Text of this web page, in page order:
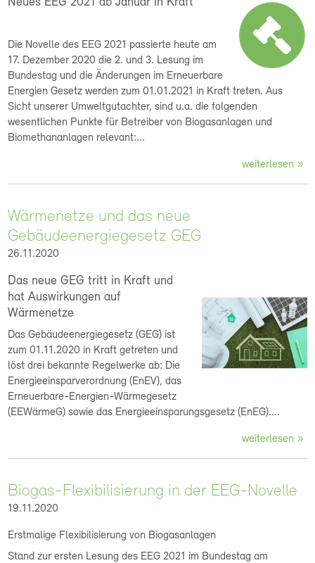
Die Novelle des EEG 2021 passierte heute am
17. Dezember 2020 die 2. und 3. Lesung im
Bundestag und die Änderungen im Erneuerbare
Energien Gesetz werden zum 01.01.2021 in Kraft treten. Aus
Sicht unserer Umweltgutachter, sind u.a. die folgenden
wesentlichen Punkte für Betreiber von Biogasanlagen und
Biomethananlagen relevant:...
weiterlesen
Wärmenetze und das neue
Gebäudeenergiegesetz GEG
26.11.2020
Das neue GEG tritt in Kraft und
hat Auswirkungen auf
Wärmenetze
Das Gebäudeenergiegesetz (GEG) ist
zum 01.11.2020 in Kraft getreten und
löst drei bekannte Regelwerke ab: Die
Energieeinsparverordnung (EnEV), das
Erneuerbare-Energien-Wärmegesetz
(EEWärmeG) sowie das Energieeinsparungsgesetz (EnEG)....
weiterlesen
Biogas-Flexibilisierung in der EEG-Novelle
19.11.2020
Erstmalige Flexibilisierung von Biogasanlagen
Stand zur ersten Lesung des EEG 2021 im Bundestag am